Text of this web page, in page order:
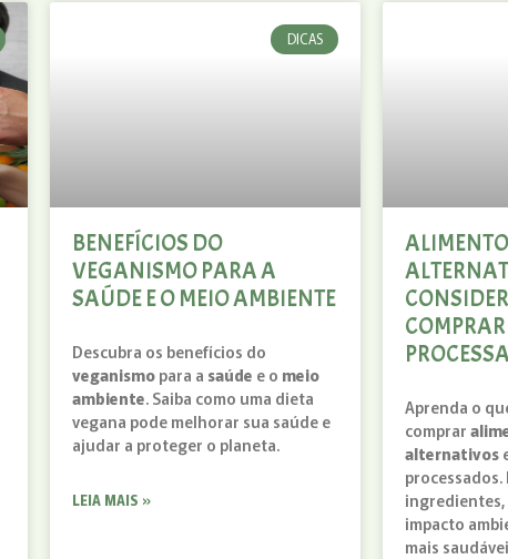
DICAS
BENEFÍCIOS DO
VEGANISMO PARA A
SAÚDE E O MEIO AMBIENTE
Descubra os benefícios do
veganismo para a saúde e o meio
ambiente. Saiba como uma dieta
vegana pode melhorar sua saúde e
ajudar a proteger o planeta.
LEIA MAIS »
Aprenda o
comprar
alternativos
processados.
impacto
mais